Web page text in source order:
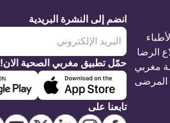
الرضا
مغربي
انضم إلى النشرة البريدية
حمّل تطبيق مغربي الصحية الان!
تابعنا على